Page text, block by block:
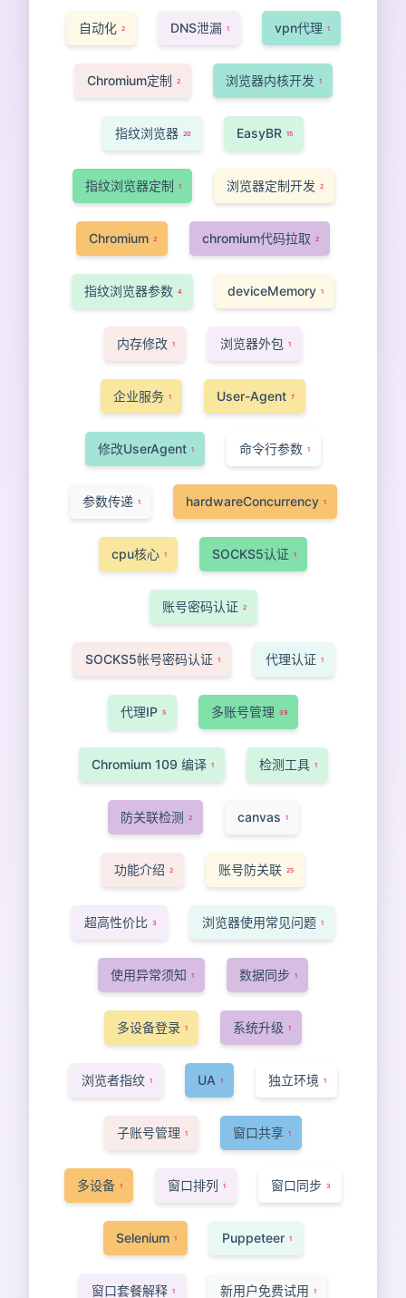
自动化 2 DNS泄漏 1 vpn代理 1
Chromium定制 2 浏览器内核开发 1
指纹浏览器 20 EasyBR 15
指纹浏览器定制 1 浏览器定制开发 2
Chromium 2 chromium代码拉取 2
指纹浏览器参数 4 deviceMemory 1
内存修改 1 浏览器外包 1
企业服务 1 User-Agent 7
修改UserAgent 1 命令行参数 1
参数传递 1 hardwareConcurrency 1
cpu核心 1 SOCKS5认证 1
账号密码认证 2
SOCKS5帐号密码认证 1 代理认证 1
代理IP 5 多账号管理 39
Chromium 109 编译 1 检测工具 1
防关联检测 2 canvas 1
功能介绍 2 账号防关联 25
超高性价比 3 浏览器使用常见问题 1
使用异常须知 1 数据同步 1
多设备登录 1 系统升级 1
浏览者指纹 1 UA 1 独立环境 1
子账号管理 1 窗口共享 1
多设备 1 窗口排列 1 窗口同步 3
Selenium 1 Puppeteer 1
窗口套餐解释 1 新用户免费试用 1